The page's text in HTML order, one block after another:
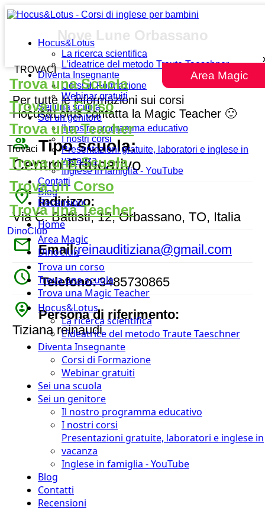
Hocus&Lotus
La ricerca scientifica
L’ideatrice del metodo Traute Taeschner
Diventa Insegnante
Corsi di Formazione
Webinar gratuiti
Sei una scuola
Sei un genitore
Il nostro programma educativo
I nostri corsi
Presentazioni gratuite, laboratori e inglese in
vacanza
Inglese in famiglia - YouTube
Contatti
Blog
Recensioni
Home
Area Magic
DinoClub
Trova un corso
Trova una scuola
Trova una Magic Teacher
Hocus&Lotus
La ricerca scientifica
L’ideatrice del metodo Traute Taeschner
Diventa Insegnante
Corsi di Formazione
Webinar gratuiti
Sei una scuola
Sei un genitore
Il nostro programma educativo
I nostri corsi
Presentazioni gratuite, laboratori e inglese in
vacanza
Inglese in famiglia - YouTube
Blog
Contatti
Recensioni
Area Magic
TROVACI
Trova una Scuola
Trova un Corso
Trova una Teacher
Trovaci
Trova una Scuola
Trova un Corso
Trova una Teacher
DinoClub
Nove Lune Orbassano
Per tutte le informazioni sui corsi
Hocus&Lotus contatta la Magic Teacher 🙂
people_outline Tipo scuola:
Centro Educativo
place Indirizzo:
Via C. Battisti, 12, Orbassano, TO, Italia
mail Email:reinauditiziana@gmail.com
watch_later Telefono:3485730865
person_pin_circle Persona di riferimento:
Tiziana reinaudi